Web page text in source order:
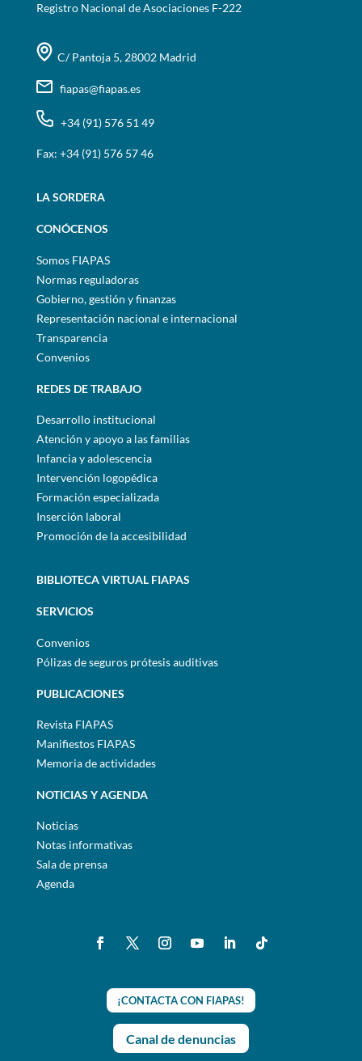
Registro Nacional de Asociaciones F-222
C/ Pantoja 5, 28002 Madrid
fiapas@fiapas.es
+34 (91) 576 51 49
Fax: +34 (91) 576 57 46
LA SORDERA
CONÓCENOS
Somos FIAPAS
Normas reguladoras
Gobierno, gestión y finanzas
Representación nacional e internacional
Transparencia
Convenios
REDES DE TRABAJO
Desarrollo institucional
Atención y apoyo a las familias
Infancia y adolescencia
Intervención logopédica
Formación especializada
Inserción laboral
Promoción de la accesibilidad
BIBLIOTECA VIRTUAL FIAPAS
SERVICIOS
Convenios
Pólizas de seguros prótesis auditivas
PUBLICACIONES
Revista FIAPAS
Manifiestos FIAPAS
Memoria de actividades
NOTICIAS Y AGENDA
Noticias
Notas informativas
Sala de prensa
Agenda
¡CONTACTA CON FIAPAS!
Canal de denuncias